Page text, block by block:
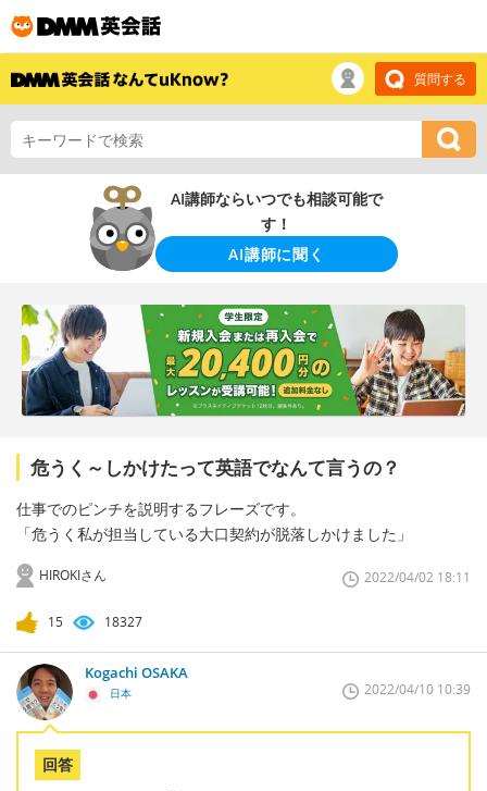
質問する
AI講師ならいつでも相談可能で
す！
AI講師に聞く
危うく～しかけたって英語でなんて言うの？
仕事でのピンチを説明するフレーズです。
「危うく私が担当している大口契約が脱落しかけました」
HIROKIさん 2022/04/02 18:11
15 18327
Kogachi OSAKA
日本 2022/04/10 10:39
回答